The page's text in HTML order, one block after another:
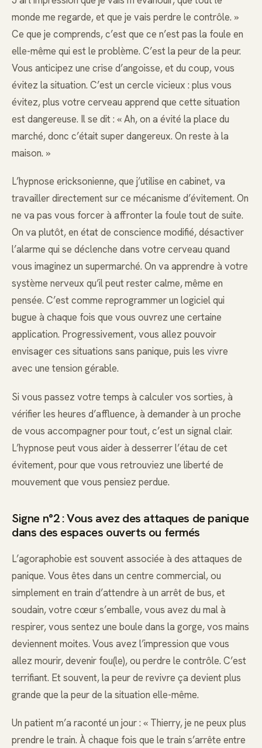
monde me regarde, et que je vais perdre le contrôle. »
Ce que je comprends, c’est que ce n’est pas la foule en
elle-même qui est le problème. C’est la peur de la peur.
Vous anticipez une crise d’angoisse, et du coup, vous
évitez la situation. C’est un cercle vicieux : plus vous
évitez, plus votre cerveau apprend que cette situation
est dangereuse. Il se dit : « Ah, on a évité la place du
marché, donc c’était super dangereux. On reste à la
maison. »
L’hypnose ericksonienne, que j’utilise en cabinet, va
travailler directement sur ce mécanisme d’évitement. On
ne va pas vous forcer à affronter la foule tout de suite.
On va plutôt, en état de conscience modifié, désactiver
l’alarme qui se déclenche dans votre cerveau quand
vous imaginez un supermarché. On va apprendre à votre
système nerveux qu’il peut rester calme, même en
pensée. C’est comme reprogrammer un logiciel qui
bugue à chaque fois que vous ouvrez une certaine
application. Progressivement, vous allez pouvoir
envisager ces situations sans panique, puis les vivre
avec une tension gérable.
Si vous passez votre temps à calculer vos sorties, à
vérifier les heures d’affluence, à demander à un proche
de vous accompagner pour tout, c’est un signal clair.
L’hypnose peut vous aider à desserrer l’étau de cet
évitement, pour que vous retrouviez une liberté de
mouvement que vous pensiez perdue.
Signe n°2 : Vous avez des attaques de panique
dans des espaces ouverts ou fermés
L’agoraphobie est souvent associée à des attaques de
panique. Vous êtes dans un centre commercial, ou
simplement en train d’attendre à un arrêt de bus, et
soudain, votre cœur s’emballe, vous avez du mal à
respirer, vous sentez une boule dans la gorge, vos mains
deviennent moites. Vous avez l’impression que vous
allez mourir, devenir fou(le), ou perdre le contrôle. C’est
terrifiant. Et souvent, la peur de revivre ça devient plus
grande que la peur de la situation elle-même.
Un patient m’a raconté un jour : « Thierry, je ne peux plus
prendre le train. À chaque fois que le train s’arrête entre